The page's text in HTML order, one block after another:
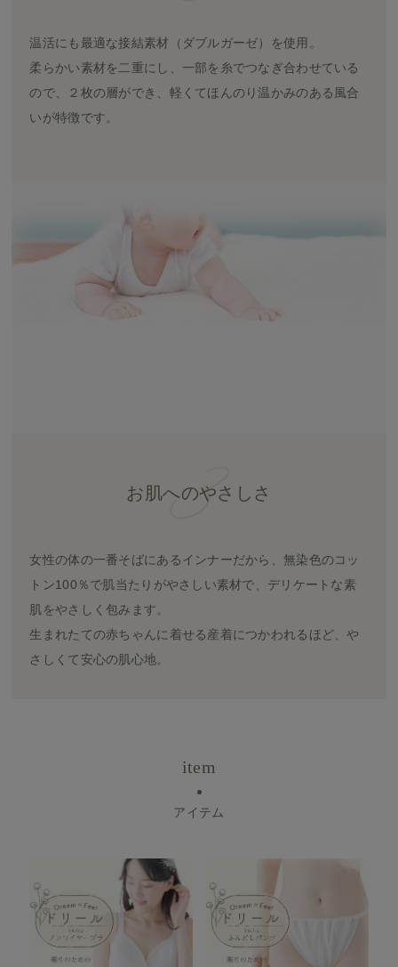
温活にも最適な接結素材（ダブルガーゼ）を使用。
柔らかい素材を二重にし、一部を糸でつなぎ合わせている
ので、２枚の層ができ、軽くてほんのり温かみのある風合
いが特徴です。
お肌へのやさしさ
女性の体の一番そばにあるインナーだから、無染色のコッ
トン100％で肌当たりがやさしい素材で、デリケートな素
肌をやさしく包みます。
生まれたての赤ちゃんに着せる産着につかわれるほど、や
さしくて安心の肌心地。
item
アイテム